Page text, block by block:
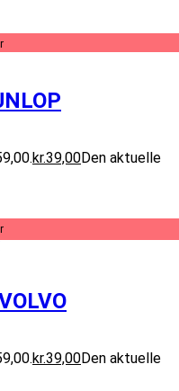
kr.39,00Den aktuelle
kr.39,00Den aktuelle